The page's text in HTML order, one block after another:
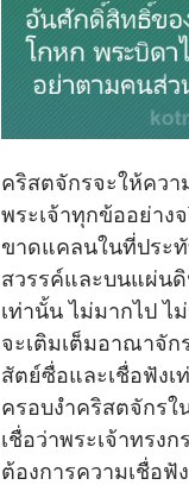
คริสตจักรจะให้คว
พระเจ้าทุกข้ออย่าง
ขาดแคลนในที่ประทั
สวรรค์และบนแผ่นดิ
เท่านั้น ไม่มากไป ไ
จะเติมเต็มอาณาจัก
สัตย์ซื่อและเชื่อฟังเ
ครอบงำคริสตจักรใ
เชื่อว่าพระเจ้าทรง
ต้องการความเชื่อ